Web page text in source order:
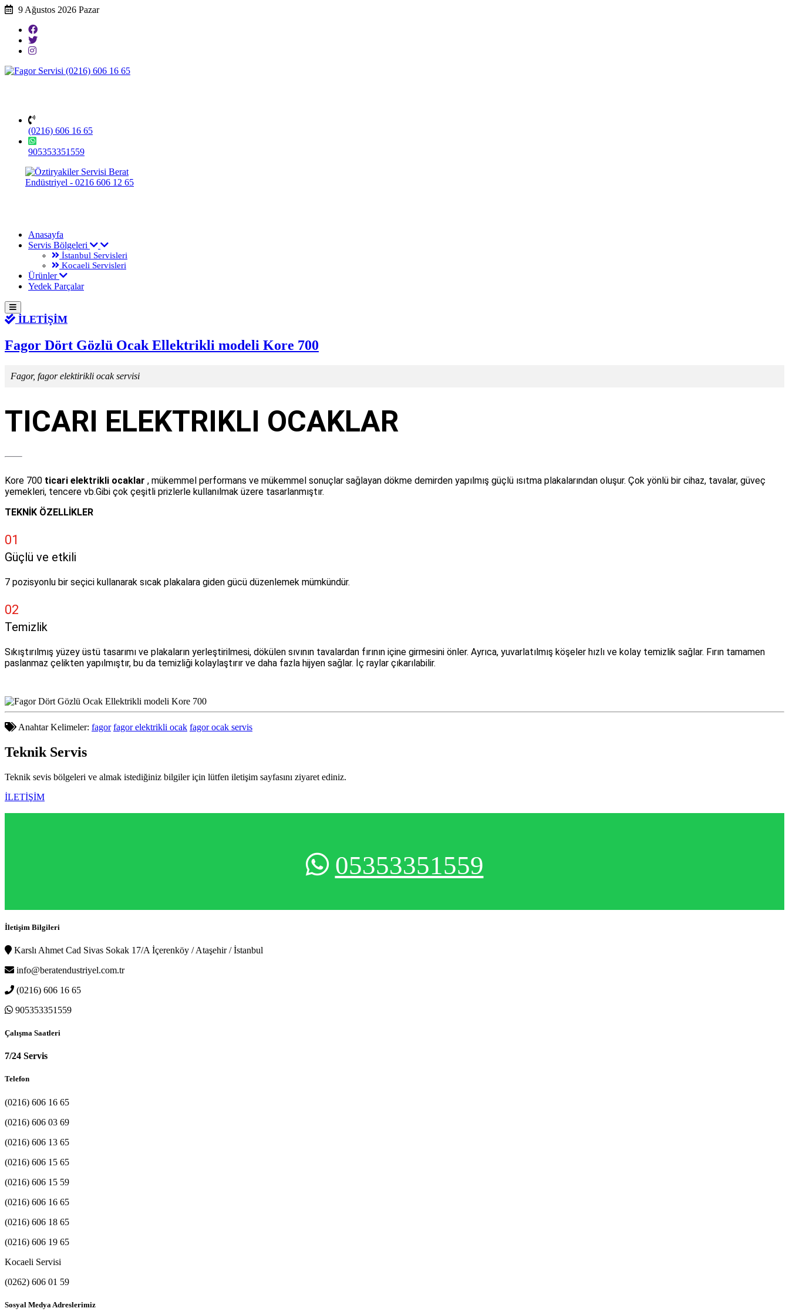
9 Ağustos 2026 Pazar
(0216) 606 16 65
905353351559
Anasayfa
Servis Bölgeleri
İstanbul Servisleri
Kocaeli Servisleri
Ürünler
Yedek Parçalar
İLETİŞİM
Fagor Dört Gözlü Ocak Ellektrikli modeli Kore 700
Fagor, fagor elektirikli ocak servisi
TICARI ELEKTRIKLI OCAKLAR
Kore 700 ticari elektrikli ocaklar , mükemmel performans ve mükemmel sonuçlar sağlayan dökme demirden yapılmış güçlü ısıtma plakalarından oluşur. Çok yönlü bir cihaz, tavalar, güveç
yemekleri, tencere vb.Gibi çok çeşitli prizlerle kullanılmak üzere tasarlanmıştır.
TEKNİK ÖZELLİKLER
01
Güçlü ve etkili
7 pozisyonlu bir seçici kullanarak sıcak plakalara giden gücü düzenlemek mümkündür.
02
Temizlik
Sıkıştırılmış yüzey üstü tasarımı ve plakaların yerleştirilmesi, dökülen sıvının tavalardan fırının içine girmesini önler. Ayrıca, yuvarlatılmış köşeler hızlı ve kolay temizlik sağlar. Fırın tamamen
paslanmaz çelikten yapılmıştır, bu da temizliği kolaylaştırır ve daha fazla hijyen sağlar. İç raylar çıkarılabilir.
Anahtar Kelimeler: fagor fagor elektrikli ocak fagor ocak servis
Teknik Servis
Teknik sevis bölgeleri ve almak istediğiniz bilgiler için lütfen iletişim sayfasını ziyaret ediniz.
İLETİŞİM
05353351559
İletişim Bilgileri
Karslı Ahmet Cad Sivas Sokak 17/A İçerenköy / Ataşehir / İstanbul
info@beratendustriyel.com.tr
(0216) 606 16 65
905353351559
Çalışma Saatleri
7/24 Servis
Telefon
(0216) 606 16 65
(0216) 606 03 69
(0216) 606 13 65
(0216) 606 15 65
(0216) 606 15 59
(0216) 606 16 65
(0216) 606 18 65
(0216) 606 19 65
Kocaeli Servisi
(0262) 606 01 59
Sosyal Medya Adreslerimiz